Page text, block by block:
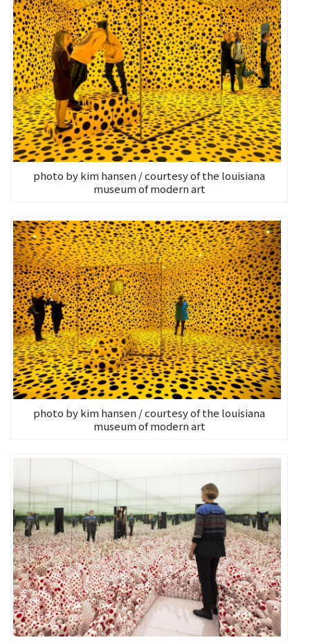
photo by kim hansen / courtesy of the louisiana
museum of modern art
photo by kim hansen / courtesy of the louisiana
museum of modern art